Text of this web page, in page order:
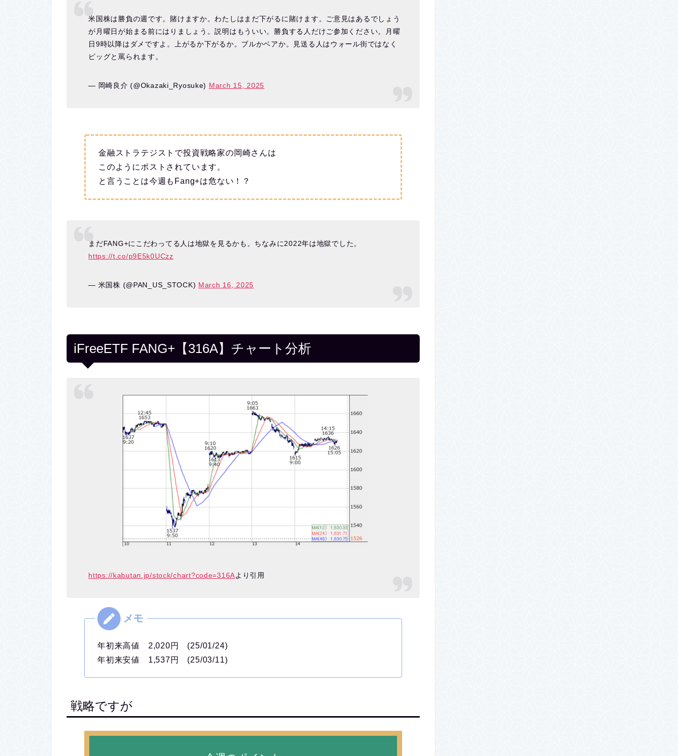
米国株は勝負の週です。賭けますか。わたしはまだ下がるに賭けます。ご意見はあるでしょう
が月曜日が始まる前にはりましょう。説明はもういい。勝負する人だけご参加ください。月曜
日9時以降はダメですよ。上がるか下がるか。ブルかベアか。見送る人はウォール街ではなく
ピッグと罵られます。
— 岡崎良介 (@Okazaki_Ryosuke) March 15, 2025
金融ストラテジストで投資戦略家の岡崎さんは
このようにポストされています。
と言うことは今週もFang+は危ない！？
まだFANG+にこだわってる人は地獄を見るかも。ちなみに2022年は地獄でした。
https://t.co/p9E5k0UCzz
— 米国株 (@PAN_US_STOCK) March 16, 2025
iFreeETF FANG+【316A】チャート分析
https://kabutan.jp/stock/chart?code=316Aより引用
年初来高値 2,020円 (25/01/24)
年初来安値 1,537円 (25/03/11)
戦略ですが